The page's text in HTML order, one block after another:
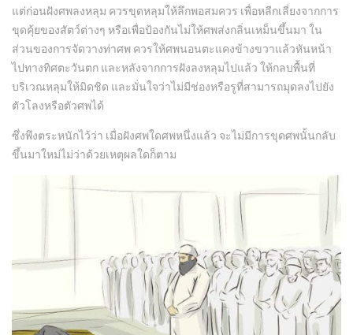
แต่ก่อนฝังศพลงหลุม ควรขุดหลุมให้ลึกพอสมควร เพื่อหลีกเลี่ยงจากการ
ขุดคุ้ยของสัตว์ต่างๆ หรือเพื่อป้องกันไม่ให้ศพส่งกลิ่นเหม็นขึ้นมา ใน
ส่วนของการจัดวางท่าศพ ควรให้ศพนอนตะแคงข้างขวาแล้วหันหน้า
ไปทางทิศตะวันตก และหลังจากการฝังลงหลุมไปแล้ว ให้กลบพื้นที่
บริเวณหลุมให้มิดชิด และมั่นใจว่าไม่มีช่องหรือรูที่สามารถมุดลงไปยัง
ตัวโลงหรือตัวศพได้
ซึ่งพึงตระหนักไว้ว่า เมื่อฝังศพใดศพหนึ่งแล้ว จะไม่มีการขุดศพนั้นกลับ
ขึ้นมาใหม่ไม่ว่าด้วยเหตุผลใดก็ตาม